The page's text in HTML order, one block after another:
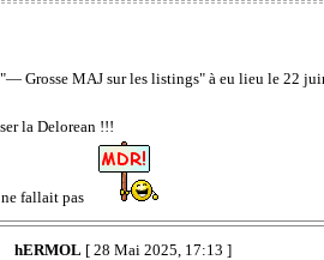
"— Grosse MAJ sur les listings" à eu lieu le 22
la Delorean !!!
fallait pas
hERMOL [ 28 Mai 2025, 17:13 ]